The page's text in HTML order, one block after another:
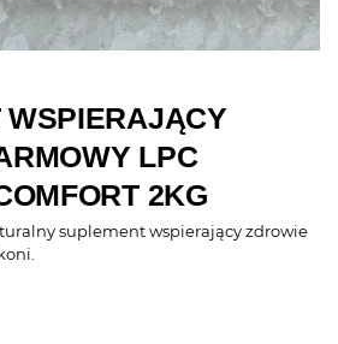
LPC
2KG
suplement wspierający zdrowie